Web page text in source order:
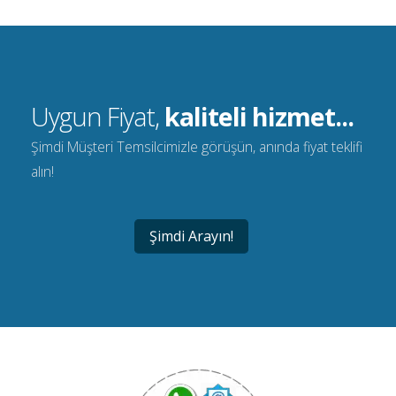
Uygun Fiyat, kaliteli hizmet...
Şimdi Müşteri Temsilcimizle görüşün, anında fiyat teklifi
alın!
Şimdi Arayın!